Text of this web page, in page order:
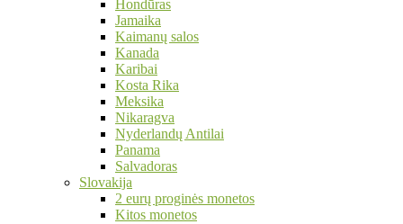
Hondūras
Jamaika
Kaimanų salos
Kanada
Karibai
Kosta Rika
Meksika
Nikaragva
Nyderlandų Antilai
Panama
Salvadoras
Slovakija
2 eurų proginės monetos
Kitos monetos